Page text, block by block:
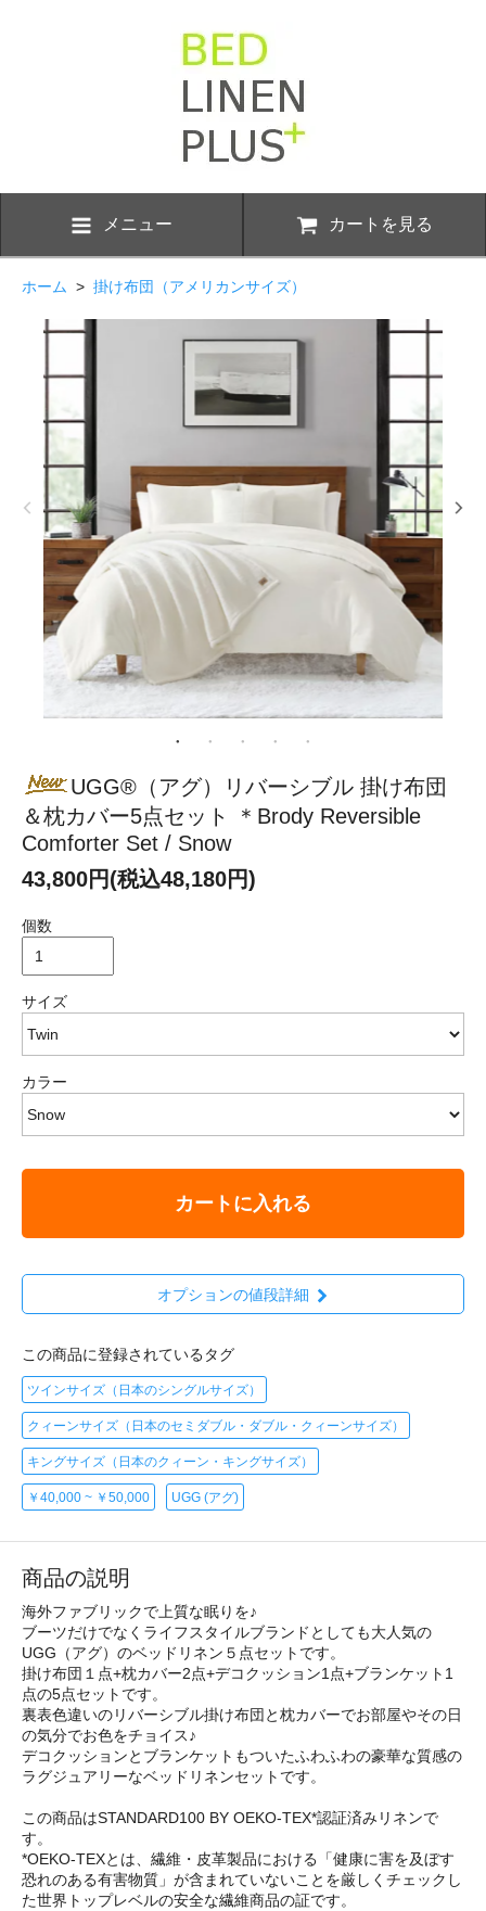
メニュー カートを見る
ホーム > 掛け布団（アメリカンサイズ）
UGG®（アグ）リバーシブル 掛け布団
＆枕カバー5点セット ＊Brody Reversible
Comforter Set / Snow
43,800円(税込48,180円)
個数
サイズ
カラー
カートに入れる
オプションの値段詳細
この商品に登録されているタグ
ツインサイズ（日本のシングルサイズ）
クィーンサイズ（日本のセミダブル・ダブル・クィーンサイズ）
キングサイズ（日本のクィーン・キングサイズ）
￥40,000 ~ ￥50,000 UGG (アグ)
商品の説明
海外ファブリックで上質な眠りを♪
ブーツだけでなくライフスタイルブランドとしても大人気の
UGG（アグ）のベッドリネン５点セットです。
掛け布団１点+枕カバー2点+デコクッション1点+ブランケット1
点の5点セットです。
裏表色違いのリバーシブル掛け布団と枕カバーでお部屋やその日
の気分でお色をチョイス♪
デコクッションとブランケットもついたふわふわの豪華な質感の
ラグジュアリーなベッドリネンセットです。
この商品はSTANDARD100 BY OEKO-TEX*認証済みリネンで
す。
*OEKO-TEXとは、繊維・皮革製品における「健康に害を及ぼす
恐れのある有害物質」が含まれていないことを厳しくチェックし
た世界トップレベルの安全な繊維商品の証です。